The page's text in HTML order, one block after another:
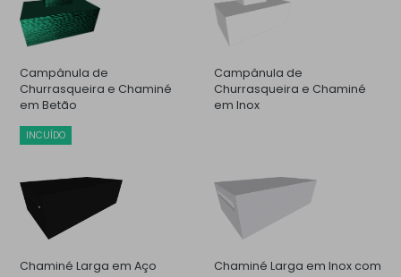
Campânula de
Churrasqueira e Chaminé
em Betão
INCUÍDO
Campânula de
Churrasqueira e Chaminé
em Inox
Chaminé Larga em Aço
Chaminé Larga em Inox com